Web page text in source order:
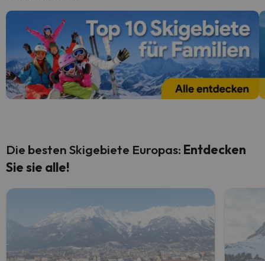
Die besten Skigebiete Europas: Entdecken
Sie sie alle!